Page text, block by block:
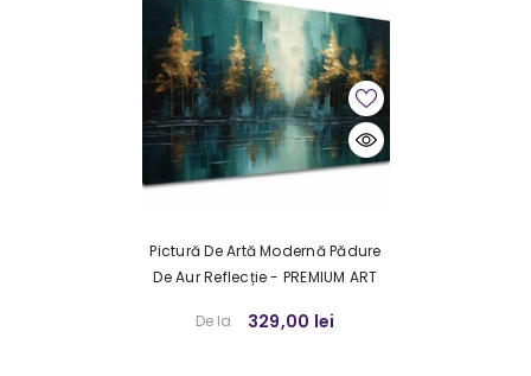
Pictură De Artă Modernă Pădure
De Aur Reflecție - PREMIUM ART
De la 329,00 lei